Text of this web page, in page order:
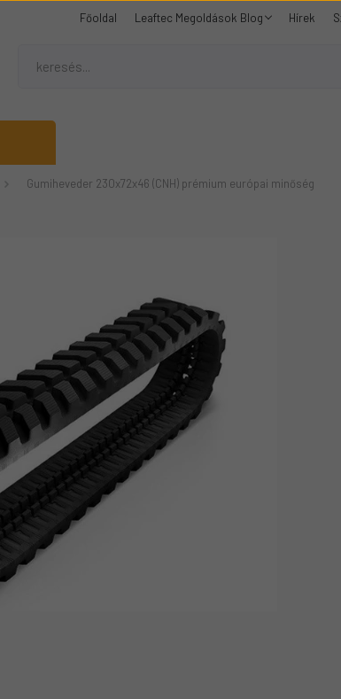
Főoldal Leaftec Megoldások Blog Hírek
Gumiheveder 230x72x46 (CNH) prémium európai minőség